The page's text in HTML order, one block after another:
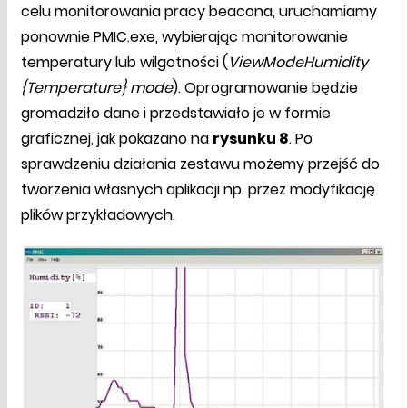
celu monitorowania pracy beacona, uruchamiamy
ponownie PMIC.exe, wybierając monitorowanie
temperatury lub wilgotności (ViewModeHumidity
{Temperature} mode). Oprogramowanie będzie
gromadziło dane i przedstawiało je w formie
graficznej, jak pokazano na rysunku 8. Po
sprawdzeniu działania zestawu możemy przejść do
tworzenia własnych aplikacji np. przez modyfikację
plików przykładowych.